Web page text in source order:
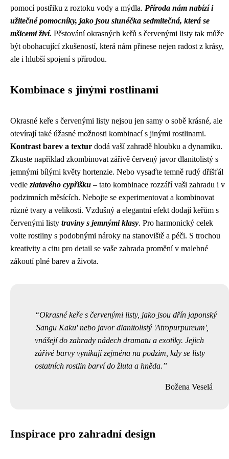
pomocí postřiku z roztoku vody a mýdla. Příroda nám nabízí i
užitečné pomocníky, jako jsou slunéčka sedmitečná, která se
mšicemi živí. Pěstování okrasných keřů s červenými listy tak může
být obohacující zkušeností, která nám přinese nejen radost z krásy,
ale i hlubší spojení s přírodou.
Kombinace s jinými rostlinami
Okrasné keře s červenými listy nejsou jen samy o sobě krásné, ale
otevírají také úžasné možnosti kombinací s jinými rostlinami.
Kontrast barev a textur dodá vaší zahradě hloubku a dynamiku.
Zkuste například zkombinovat zářivě červený javor dlanitolistý s
jemnými bílými květy hortenzie. Nebo vysaďte temně rudý dřišťál
vedle zlatavého cypřišku – tato kombinace rozzáří vaši zahradu i v
podzimních měsících. Nebojte se experimentovat a kombinovat
různé tvary a velikosti. Vzdušný a elegantní efekt dodají keřům s
červenými listy traviny s jemnými klasy. Pro harmonický celek
volte rostliny s podobnými nároky na stanoviště a péči. S trochou
kreativity a citu pro detail se vaše zahrada promění v malebné
zákoutí plné barev a života.
Okrasné keře s červenými listy, jako jsou dřín japonský
'Sangu Kaku' nebo javor dlanitolistý 'Atropurpureum',
vnášejí do zahrady nádech dramatu a exotiky. Jejich
zářivé barvy vynikají zejména na podzim, kdy se listy
ostatních rostlin barví do žluta a hněda.
Božena Veselá
Inspirace pro zahradní design